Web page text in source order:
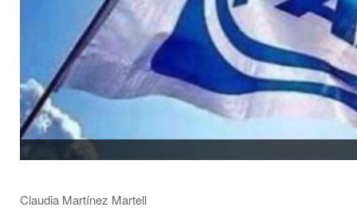
Claudia Martínez Martell